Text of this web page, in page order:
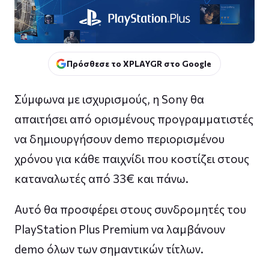
Πρόσθεσε το XPLAYGR στο Google
Σύμφωνα με ισχυρισμούς, η Sony θα
απαιτήσει από ορισμένους προγραμματιστές
να δημιουργήσουν demo περιορισμένου
χρόνου για κάθε παιχνίδι που κοστίζει στους
καταναλωτές από 33€ και πάνω.
Αυτό θα προσφέρει στους συνδρομητές του
PlayStation Plus Premium να λαμβάνουν
demo όλων των σημαντικών τίτλων.